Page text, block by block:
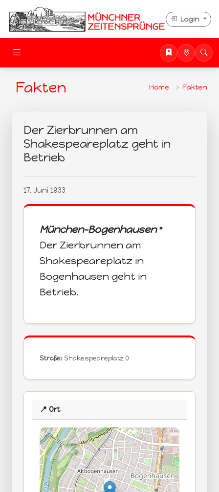
Login
Fakten Home Fakten
Der Zierbrunnen am
Shakespeareplatz geht in
Betrieb
17. Juni 1933
München-Bogenhausen*
Der Zierbrunnen am
Shakespeareplatz in
Bogenhausen geht in
Betrieb.
Straße: Shakespeareplatz 0
📍 Ort